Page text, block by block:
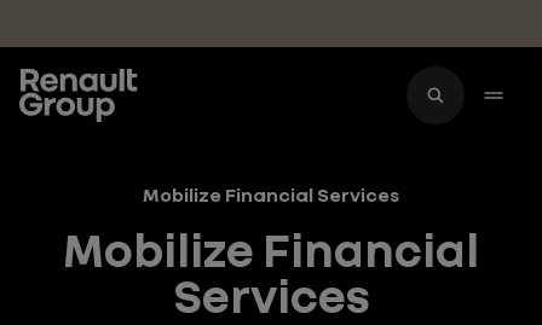
Mobilize Financial Services
Mobilize Financial
Services